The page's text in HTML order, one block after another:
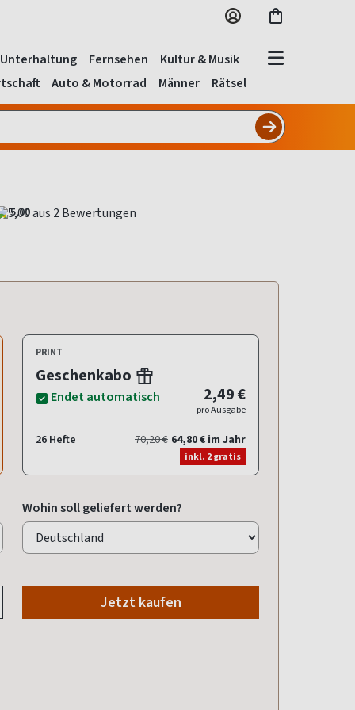
Unterhaltung Fernsehen
Kultur & Musik
Auto & Motorrad Männer Rätsel
5,00
PRINT
Geschenkabo
Endet automatisch 2,49 €
pro Ausgabe
26 Hefte 70,20 € 64,80 € im Jahr
inkl. 2 gratis
Wohin soll geliefert werden?
Jetzt kaufen